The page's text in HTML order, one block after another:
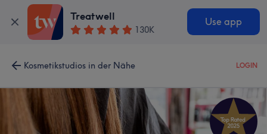
Treatwell
130K
Use app
Kosmetikstudios in der Nähe LOGIN